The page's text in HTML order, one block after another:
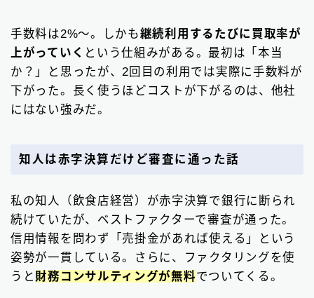
手数料は2%〜。しかも継続利用するたびに買取率が
上がっていく という仕組みがある。最初は「本当
か？」と思ったが、2回目の利用では実際に手数料が
下がった。長く使うほどコストが下がるのは、他社
にはない強みだ。
知人は赤字決算だけど審査に通った話
私の知人（飲食店経営）が赤字決算で銀行に断られ
続けていたが、ベストファクターで審査が通った。
信用情報を問わず「売掛金があれば使える」という
姿勢が一貫している。さらに、ファクタリングを使
うと 財務コンサルティングが無料でついてくる。